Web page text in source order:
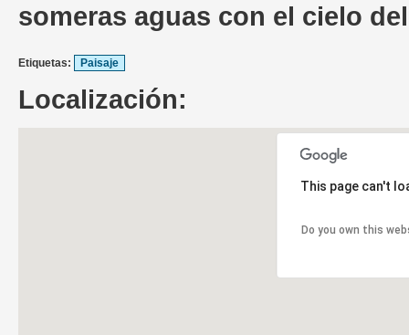
someras aguas con el cielo
Etiquetas: Paisaje
Localización:
This page can't
Do you own this